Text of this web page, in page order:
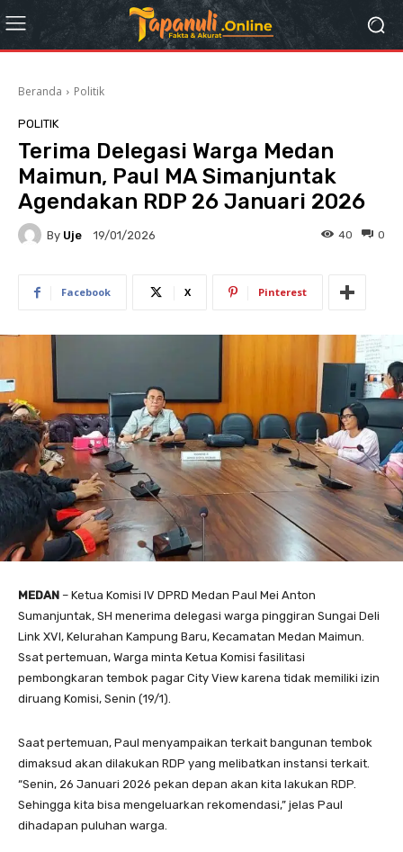
Beranda Politik
POLITIK
Terima Delegasi Warga Medan
Maimun, Paul MA Simanjuntak
Agendakan RDP 26 Januari 2026
By Uje 19/01/2026 0
40
Facebook X Pinterest
MEDAN – Ketua Komisi IV DPRD Medan Paul Mei Anton
Sumanjuntak, SH menerima delegasi warga pinggiran Sungai Deli
Link XVI, Kelurahan Kampung Baru, Kecamatan Medan Maimun.
Ssat pertemuan, Warga minta Ketua Komisi fasilitasi
pembongkaran tembok pagar City View karena tidak memiliki izin
diruang Komisi, Senin (19/1).
Saat pertemuan, Paul menyampaikan terkait bangunan tembok
dimaksud akan dilakukan RDP yang melibatkan instansi terkait.
“Senin, 26 Januari 2026 pekan depan akan kita lakukan RDP.
Sehingga kita bisa mengeluarkan rekomendasi,” jelas Paul
dihadapan puluhan warga.